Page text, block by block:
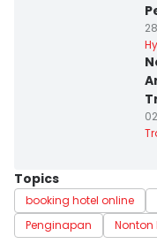
Topics
booking hotel online
Penginapan
Nonton